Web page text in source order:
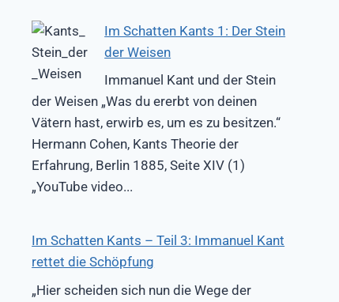
Im Schatten Kants 1: Der Stein
der Weisen
Immanuel Kant und der Stein
der Weisen „Was du ererbt von deinen
Vätern hast, erwirb es, um es zu besitzen.“
Hermann Cohen, Kants Theorie der
Erfahrung, Berlin 1885, Seite XIV (1)
„YouTube video...
Im Schatten Kants – Teil 3: Immanuel Kant
rettet die Schöpfung
„Hier scheiden sich nun die Wege der